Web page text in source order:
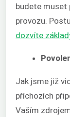
budete muset
provozu.
dozvíte
Jak jsme již
příchozích
Vaším